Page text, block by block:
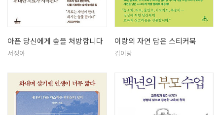
아픈 당신에게 숲을 처방합니다
서정아
이랑의 자연 담은 스티커북
김이랑